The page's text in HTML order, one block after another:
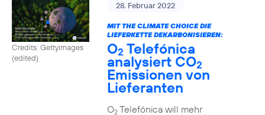
Credits: Gettyimages
(edited)
28. Februar 2022
MIT THE CLIMATE CHOICE DIE
LIEFERKETTE DEKARBONISIEREN:
O2 Telefónica
analysiert CO2
Emissionen von
Lieferanten
O2Telefónica will mehr